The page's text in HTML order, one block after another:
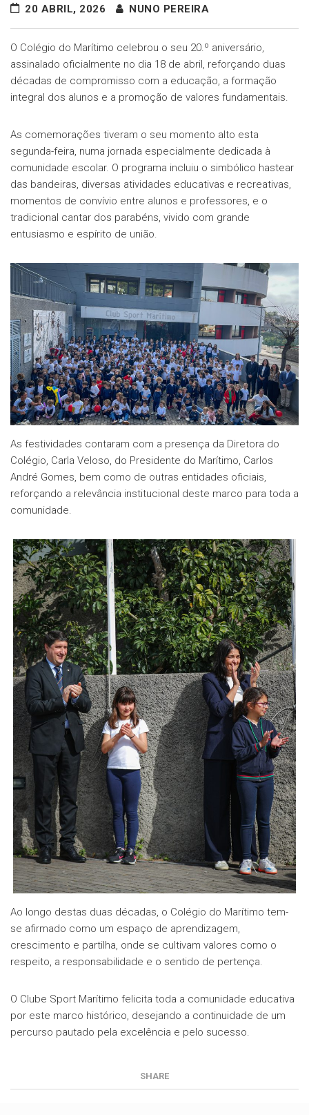
20 ABRIL, 2026 NUNO PEREIRA
O Colégio do Marítimo celebrou o seu 20.º aniversário,
assinalado oficialmente no dia 18 de abril, reforçando duas
décadas de compromisso com a educação, a formação
integral dos alunos e a promoção de valores fundamentais.
As comemorações tiveram o seu momento alto esta
segunda-feira, numa jornada especialmente dedicada à
comunidade escolar. O programa incluiu o simbólico hastear
das bandeiras, diversas atividades educativas e recreativas,
momentos de convívio entre alunos e professores, e o
tradicional cantar dos parabéns, vivido com grande
entusiasmo e espírito de união.
As festividades contaram com a presença da Diretora do
Colégio, Carla Veloso, do Presidente do Marítimo, Carlos
André Gomes, bem como de outras entidades oficiais,
reforçando a relevância institucional deste marco para toda a
comunidade.
Ao longo destas duas décadas, o Colégio do Marítimo tem-
se afirmado como um espaço de aprendizagem,
crescimento e partilha, onde se cultivam valores como o
respeito, a responsabilidade e o sentido de pertença.
O Clube Sport Marítimo felicita toda a comunidade educativa
por este marco histórico, desejando a continuidade de um
percurso pautado pela excelência e pelo sucesso.
SHARE